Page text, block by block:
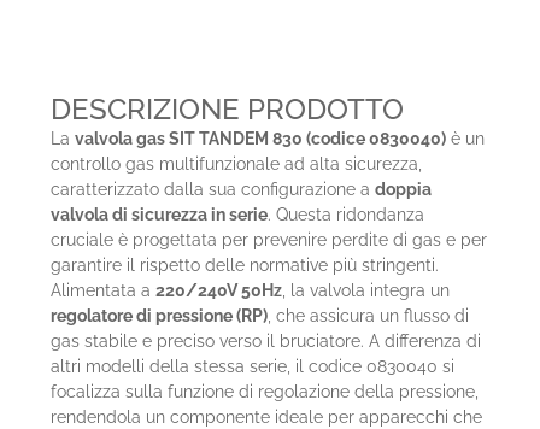
DESCRIZIONE PRODOTTO
Lavalvola gas SIT TANDEM 830 (codice 0830040) è un
controllo gas multifunzionale ad alta sicurezza,
caratterizzato dalla sua configurazione adoppia
valvola di sicurezza in serie. Questa ridondanza
cruciale è progettata per prevenire perdite di gas e per
garantire il rispetto delle normative più stringenti.
Alimentata a220/240V 50Hz , la valvola integra un
regolatore di pressione (RP) , che assicura un flusso di
gas stabile e preciso verso il bruciatore. A differenza di
altri modelli della stessa serie, il codice 0830040 si
focalizza sulla funzione di regolazione della pressione,
rendendola un componente ideale per apparecchi che